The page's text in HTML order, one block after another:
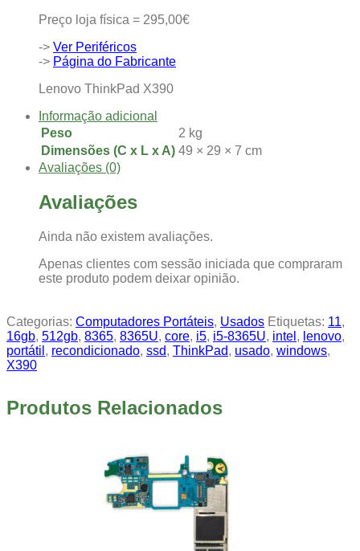
Preço loja física = 295,00€
-> Ver Periféricos
-> Página do Fabricante
Lenovo ThinkPad X390
Informação adicional
Peso
2 kg
Dimensões (C x L x A) 49 × 29 × 7 cm
Avaliações (0)
Avaliações
Ainda não existem avaliações.
Apenas clientes com sessão iniciada que compraram
este produto podem deixar opinião.
Categorias: Computadores Portáteis, Usados Etiquetas: 11,
16gb, 512gb, 8365, 8365U, core, i5, i5-8365U, intel , lenovo,
portátil , recondicionado, ssd, ThinkPad, usado, windows,
X390
Produtos Relacionados